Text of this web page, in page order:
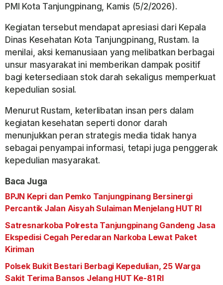
PMI Kota Tanjungpinang, Kamis (5/2/2026).
Kegiatan tersebut mendapat apresiasi dari Kepala
Dinas Kesehatan Kota Tanjungpinang, Rustam. Ia
menilai, aksi kemanusiaan yang melibatkan berbagai
unsur masyarakat ini memberikan dampak positif
bagi ketersediaan stok darah sekaligus memperkuat
kepedulian sosial.
Menurut Rustam, keterlibatan insan pers dalam
kegiatan kesehatan seperti donor darah
menunjukkan peran strategis media tidak hanya
sebagai penyampai informasi, tetapi juga penggerak
kepedulian masyarakat.
Baca Juga
BPJN Kepri dan Pemko Tanjungpinang Bersinergi
Percantik Jalan Aisyah Sulaiman Menjelang HUT RI
Satresnarkoba Polresta Tanjungpinang Gandeng Jasa
Ekspedisi Cegah Peredaran Narkoba Lewat Paket
Kiriman
Polsek Bukit Bestari Berbagi Kepedulian, 25 Warga
Sakit Terima Bansos Jelang HUT Ke-81 RI